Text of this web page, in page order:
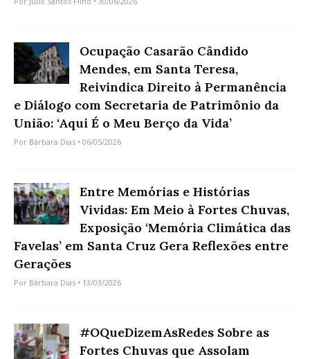
Ocupação Casarão Cândido
Mendes, em Santa Teresa,
Reivindica Direito à Permanência
e Diálogo com Secretaria de Patrimônio da
União: ‘Aqui É o Meu Berço da Vida’
Por Bárbara Dias • 06/05/2026
Entre Memórias e Histórias
Vividas: Em Meio à Fortes Chuvas,
Exposição ‘Memória Climática das
Favelas’ em Santa Cruz Gera Reflexões entre
Gerações
Por Bárbara Dias • 13/03/2026
#OQueDizemAsRedes Sobre as
Fortes Chuvas que Assolam